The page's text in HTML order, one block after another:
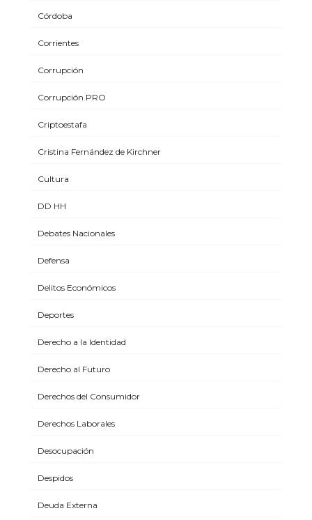
Córdoba
Corrientes
Corrupción
Corrupción PRO
Criptoestafa
Cristina Fernández de Kirchner
Cultura
DD HH
Debates Nacionales
Defensa
Delitos Económicos
Deportes
Derecho a la Identidad
Derecho al Futuro
Derechos del Consumidor
Derechos Laborales
Desocupación
Despidos
Deuda Externa